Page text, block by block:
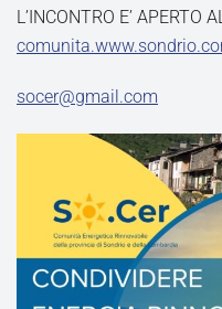
L’INCONTRO E’ APERTO
socer@gmail.com